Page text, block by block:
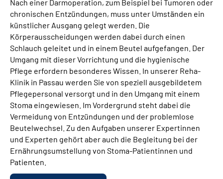
Nach einer Darmoperation, zum Beispiel bei Tumoren oder
chronischen Entzündungen, muss unter Umständen ein
künstlicher Ausgang gelegt werden. Die
Körperausscheidungen werden dabei durch einen
Schlauch geleitet und in einem Beutel aufgefangen. Der
Umgang mit dieser Vorrichtung und die hygienische
Pflege erfordern besonderes Wissen. In unserer Reha-
Klinik in Passau werden Sie von speziell ausgebildetem
Pflegepersonal versorgt und in den Umgang mit einem
Stoma eingewiesen. Im Vordergrund steht dabei die
Vermeidung von Entzündungen und der problemlose
Beutelwechsel. Zu den Aufgaben unserer Expertinnen
und Experten gehört aber auch die Begleitung bei der
Ernährungsumstellung von Stoma-Patientinnen und
Patienten.